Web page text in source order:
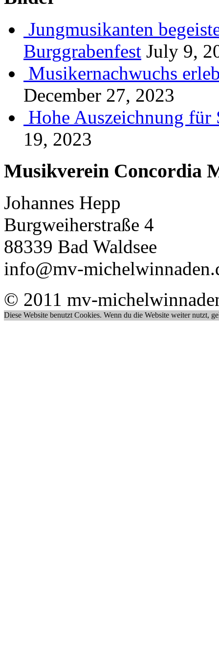
Jungmusikanten
Burggrabenfest July 9,
Musikernachwuchs
December 27, 2023
Hohe Auszeichnung für
19, 2023
Musikverein Concordia
Johannes Hepp
Burgweiherstraße 4
88339 Bad Waldsee
info@mv-
© 2011 mv-
Diese Website benutzt Cookies. Wenn du die Website weiter nutzt,